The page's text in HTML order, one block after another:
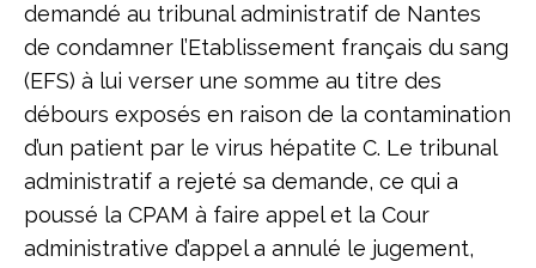
demandé au tribunal administratif de Nantes
de condamner l’Etablissement français du sang
(EFS) à lui verser une somme au titre des
débours exposés en raison de la contamination
d’un patient par le virus hépatite C. Le tribunal
administratif a rejeté sa demande, ce qui a
poussé la CPAM à faire appel et la Cour
administrative d’appel a annulé le jugement,